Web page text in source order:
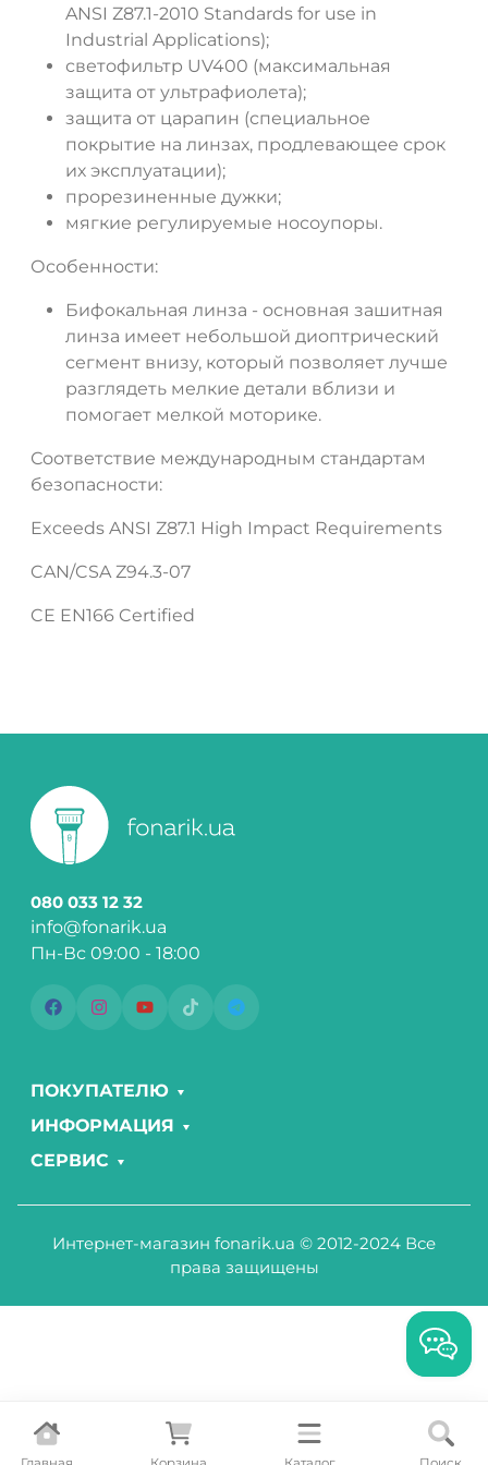
ANSI Z87.1-2010 Standards for use in
Industrial Applications);
светофильтр UV400 (максимальная
защита от ультрафиолета);
защита от царапин (специальное
покрытие на линзах, продлевающее срок
их эксплуатации);
прорезиненные дужки;
мягкие регулируемые носоупоры.
Особенности:
Бифокальная линза - основная зашитная
линза имеет небольшой диоптрический
сегмент внизу, который позволяет лучше
разглядеть мелкие детали вблизи и
помогает мелкой моторике.
Соответствие международным стандартам
безопасности:
Exceeds ANSI Z87.1 High Impact Requirements
CAN/CSA Z94.3-07
CE EN166 Certified
080 033 12 32
info@fonarik.ua
Пн-Вс 09:00 - 18:00
ПОКУПАТЕЛЮ
ИНФОРМАЦИЯ
СЕРВИС
Интернет-магазин fonarik.ua © 2012-2024 Все
права защищены